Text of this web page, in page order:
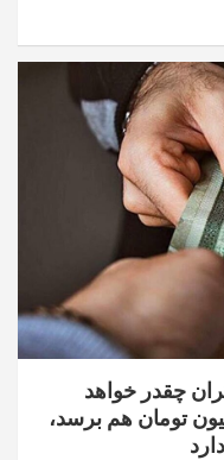
حقوق ۱۴۰۵ کارگران چقدر خواهد
اگر حقوق به ۱۸ میلیون تومان هم برسد،